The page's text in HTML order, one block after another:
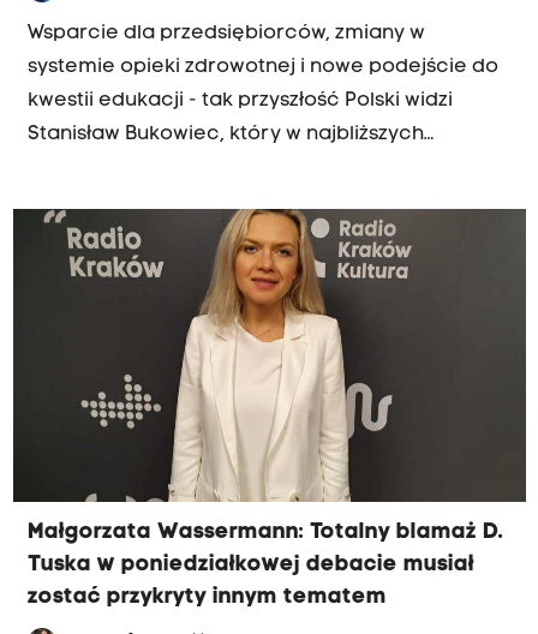
Wsparcie dla przedsiębiorców, zmiany w
systemie opieki zdrowotnej i nowe podejście do
kwestii edukacji - tak przyszłość Polski widzi
Stanisław Bukowiec, który w najbliższych
wyborczym. Jak przekonuje, konieczne są zmiany
w kwestii edukacji.
Małgorzata Wassermann: Totalny blamaż D.
Tuska w poniedziałkowej debacie musiał
zostać przykryty innym tematem